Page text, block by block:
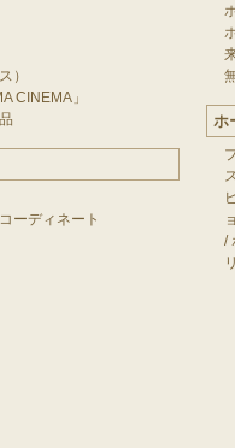
）
CINEMA」
ーディネート
ホ
/